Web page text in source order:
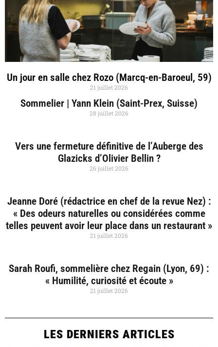
Un jour en salle chez Rozo (Marcq-en-Baroeul, 59)
21 juillet 2026
Sommelier | Yann Klein (Saint-Prex, Suisse)
28 juillet 2026
Vers une fermeture définitive de l’Auberge des
Glazicks d’Olivier Bellin ?
26 juillet 2026
Jeanne Doré (rédactrice en chef de la revue Nez) :
« Des odeurs naturelles ou considérées comme
telles peuvent avoir leur place dans un restaurant »
21 juillet 2026
Sarah Roufi, sommelière chez Regain (Lyon, 69) :
« Humilité, curiosité et écoute »
21 juillet 2026
LES DERNIERS ARTICLES